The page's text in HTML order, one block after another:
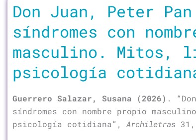
Don Juan, Peter
síndromes con
masculino. Mitos,
psicología
Guerrero Salazar, Susana (2026) .
síndromes con nombre propio
psicología cotidiana”,
Archiletras